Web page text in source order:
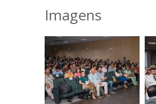
Imagens